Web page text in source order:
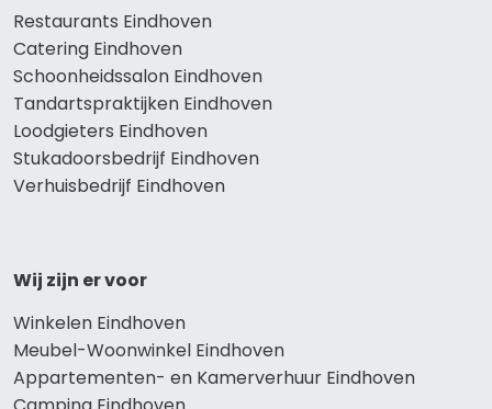
Restaurants Eindhoven
Catering Eindhoven
Schoonheidssalon Eindhoven
Tandartspraktijken Eindhoven
Loodgieters Eindhoven
Stukadoorsbedrijf Eindhoven
Verhuisbedrijf Eindhoven
Wij zijn er voor
Winkelen Eindhoven
Meubel-Woonwinkel Eindhoven
Appartementen- en Kamerverhuur Eindhoven